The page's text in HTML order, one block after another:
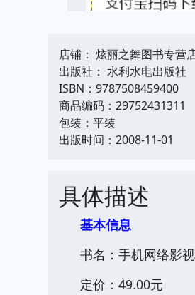
店铺： 炫丽之舞图书专营
出版社： 水利水电出版社
ISBN：9787508459400
商品编码：29752431311
包装：平装
出版时间：2008-11-01
具体描述
基本信息
书名：手机网络影
定价：49.00元